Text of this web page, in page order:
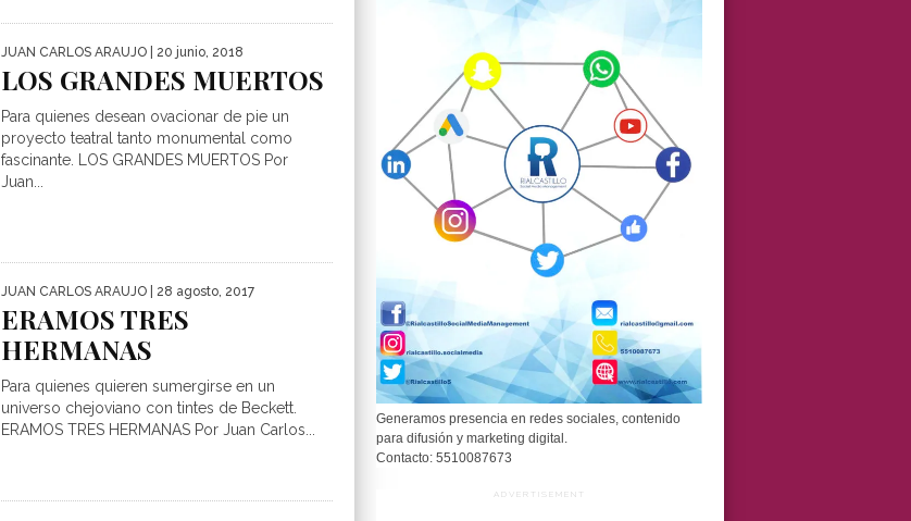
JUAN CARLOS ARAUJO | 20 junio, 2018
LOS GRANDES MUERTOS
Para quienes desean ovacionar de pie un
proyecto teatral tanto monumental como
fascinante. LOS GRANDES MUERTOS Por
Juan...
JUAN CARLOS ARAUJO | 28 agosto, 2017
ERAMOS TRES
HERMANAS
Para quienes quieren sumergirse en un
universo chejoviano con tintes de Beckett.
ERAMOS TRES HERMANAS Por Juan Carlos...
Generamos presencia en redes sociales, contenido
para difusión y marketing digital.
Contacto: 5510087673
ADVERTISEMENT